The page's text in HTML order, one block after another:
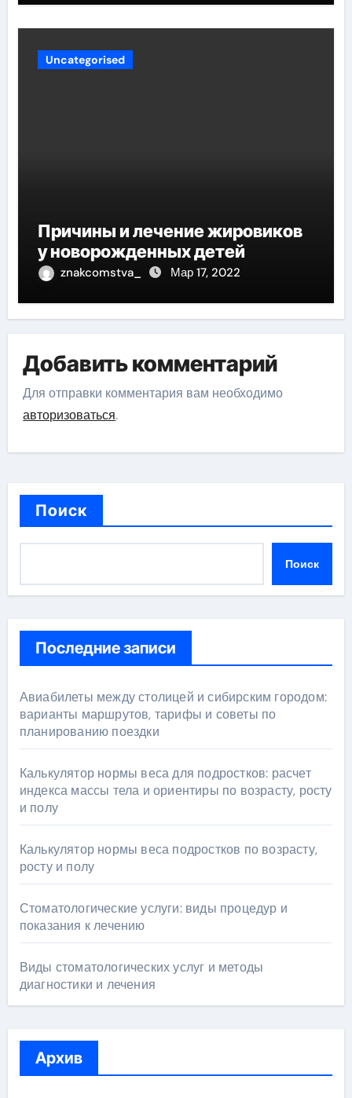
Uncategorised
Причины и лечение жировиков
у новорожденных детей
znakcomstva_ Мар 17, 2022
Добавить комментарий
Для отправки комментария вам необходимо
авторизоваться.
Поиск
Поиск
Последние записи
Авиабилеты между столицей и сибирским городом:
варианты маршрутов, тарифы и советы по
планированию поездки
Калькулятор нормы веса для подростков: расчет
индекса массы тела и ориентиры по возрасту, росту
и полу
Калькулятор нормы веса подростков по возрасту,
росту и полу
Стоматологические услуги: виды процедур и
показания к лечению
Виды стоматологических услуг и методы
диагностики и лечения
Архив